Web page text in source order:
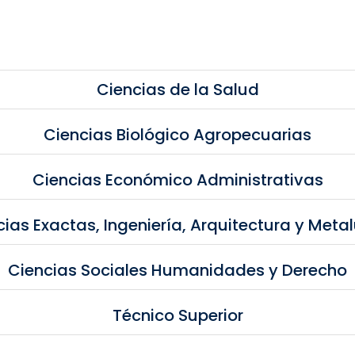
Ciencias de la Salud
Ciencias Biológico Agropecuarias
Ciencias Económico Administrativas
Exactas, Ingeniería, Arquitectura y
Ciencias Sociales Humanidades y Derecho
Técnico Superior